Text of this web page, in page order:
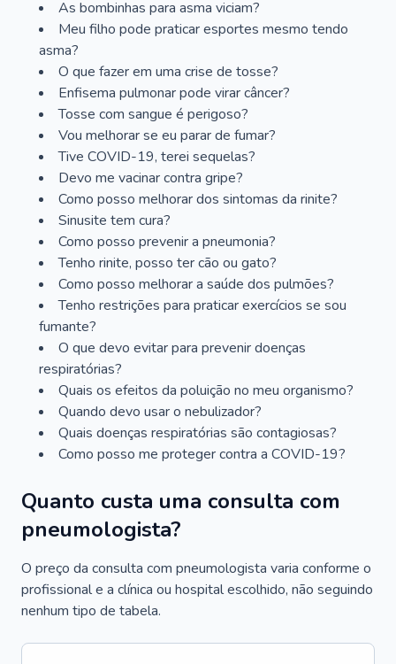
As bombinhas para asma viciam?
Meu filho pode praticar esportes mesmo tendo
asma?
O que fazer em uma crise de tosse?
Enfisema pulmonar pode virar câncer?
Tosse com sangue é perigoso?
Vou melhorar se eu parar de fumar?
Tive COVID-19, terei sequelas?
Devo me vacinar contra gripe?
Como posso melhorar dos sintomas da rinite?
Sinusite tem cura?
Como posso prevenir a pneumonia?
Tenho rinite, posso ter cão ou gato?
Como posso melhorar a saúde dos pulmões?
Tenho restrições para praticar exercícios se sou
fumante?
O que devo evitar para prevenir doenças
respiratórias?
Quais os efeitos da poluição no meu organismo?
Quando devo usar o nebulizador?
Quais doenças respiratórias são contagiosas?
Como posso me proteger contra a COVID-19?
Quanto custa uma consulta com
pneumologista?
O preço da consulta com pneumologista varia conforme o
profissional e a clínica ou hospital escolhido, não seguindo
nenhum tipo de tabela.